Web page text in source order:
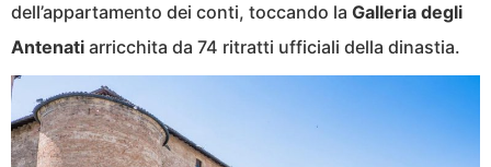
dell’appartamento dei conti, toccando la Galleria degli
Antenati arricchita da 74 ritratti ufficiali della dinastia.